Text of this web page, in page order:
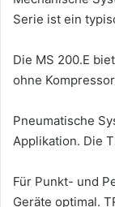
Serie ist ein
Die MS 200.E
ohne
Pneumatische
Applikation. Die
Für Punkt- und
Geräte optimal.